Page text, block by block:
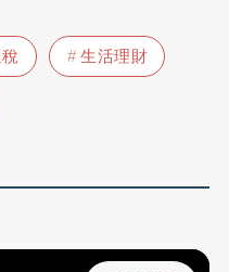
生活理財